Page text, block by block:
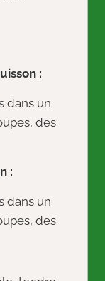
:
dans un
des
:
dans un
des